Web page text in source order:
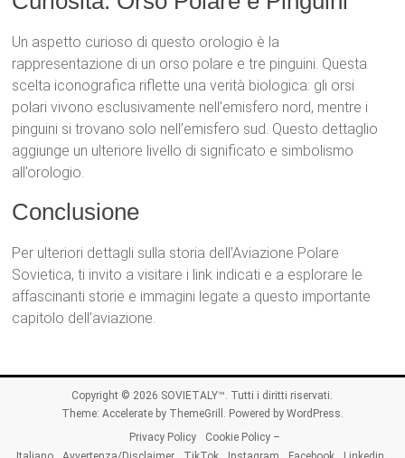
Un aspetto curioso di questo orologio è la
rappresentazione di un orso polare e tre pinguini. Questa
scelta iconografica riflette una verità biologica: gli orsi
polari vivono esclusivamente nell’emisfero nord, mentre i
pinguini si trovano solo nell’emisfero sud. Questo dettaglio
aggiunge un ulteriore livello di significato e simbolismo
all’orologio.
Conclusione
Per ulteriori dettagli sulla storia dell’Aviazione Polare
Sovietica, ti invito a visitare i link indicati e a esplorare le
affascinanti storie e immagini legate a questo importante
capitolo dell’aviazione.
Copyright © 2026 SOVIETALY™. Tutti i diritti riservati.
Theme: Accelerateby ThemeGrill. Powered by WordPress.
Privacy Policy
Cookie Policy –